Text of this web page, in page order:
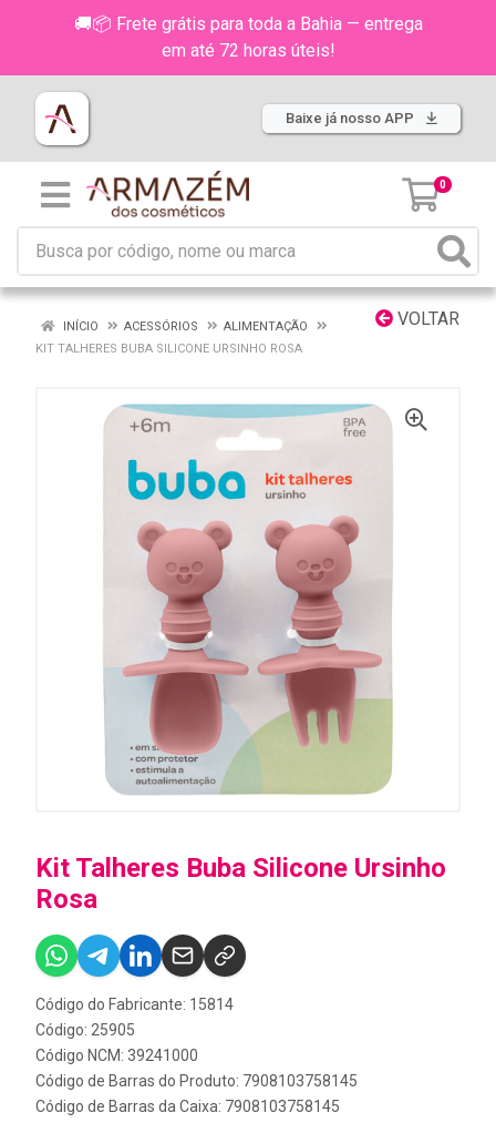
🚚📦 Frete grátis para toda a Bahia — entrega
em até 72 horas úteis!
Baixe já nosso APP
0
VOLTAR
INÍCIO ACESSÓRIOS
ALIMENTAÇÃO
KIT TALHERES BUBA SILICONE URSINHO ROSA
Kit Talheres Buba Silicone Ursinho
Rosa
Código do Fabricante: 15814
Código: 25905
Código NCM: 39241000
Código de Barras do Produto: 7908103758145
Código de Barras da Caixa: 7908103758145